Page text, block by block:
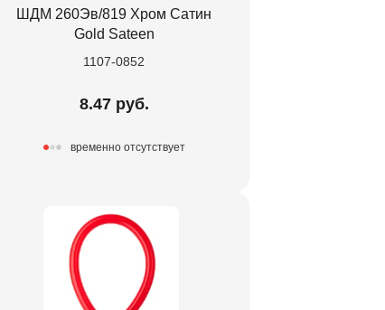
ШДМ 260Эв/819 Хром Сатин
Gold Sateen
1107-0852
8.47 руб.
временно отсутствует